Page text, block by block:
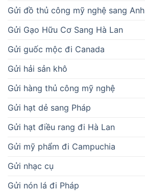
Gửi đồ thủ công mỹ nghệ sang Anh
Gửi Gạo Hữu Cơ Sang Hà Lan
Gửi guốc mộc đi Canada
Gửi hải sản khô
Gửi hàng thủ công mỹ nghệ
Gửi hạt dẻ sang Pháp
Gửi hạt điều rang đi Hà Lan
Gửi mỹ phẩm đi Campuchia
Gửi nhạc cụ
Gửi nón lá đi Pháp